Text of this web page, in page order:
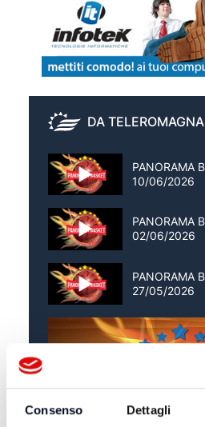
Consenso Dettagli
DA TELEROMAGNA
PANORAMA
10/06/2026
PANORAMA
02/06/2026
PANORAMA
27/05/2026